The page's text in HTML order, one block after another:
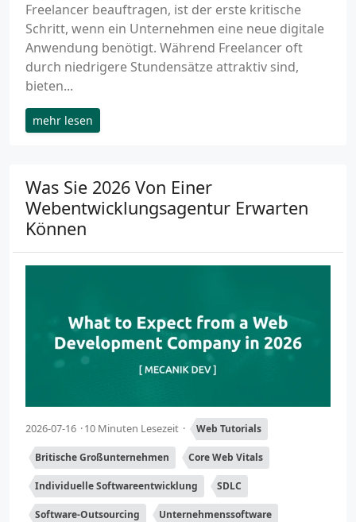
Freelancer beauftragen, ist der erste kritische
Schritt, wenn ein Unternehmen eine neue digitale
Anwendung benötigt. Während Freelancer oft
durch niedrigere Stundensätze attraktiv sind,
bieten...
mehr lesen
Was Sie 2026 Von Einer
Webentwicklungsagentur Erwarten
Können
2026-07-16 10 Minuten Lesezeit Web Tutorials
Britische Großunternehmen Core Web Vitals
Individuelle Softwareentwicklung SDLC
Software-Outsourcing Unternehmenssoftware